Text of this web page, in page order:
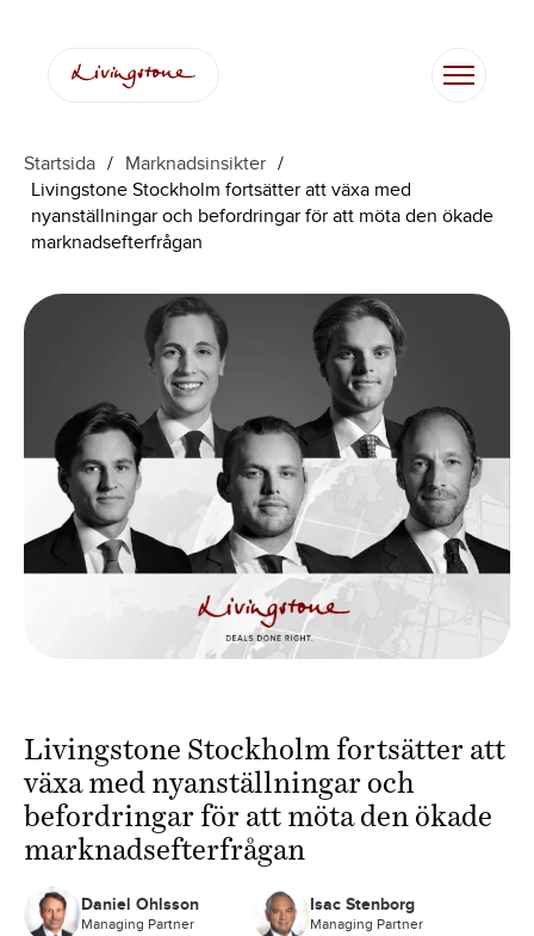
innehåll
Startsida / Marknadsinsikter /
Livingstone Stockholm fortsätter att växa med
nyanställningar och befordringar för att möta den ökade
marknadsefterfrågan
Livingstone Stockholm fortsätter att
växa med nyanställningar och
befordringar för att möta den ökade
marknadsefterfrågan
Daniel Ohlsson
Managing Partner
Isac Stenborg
Managing Partner